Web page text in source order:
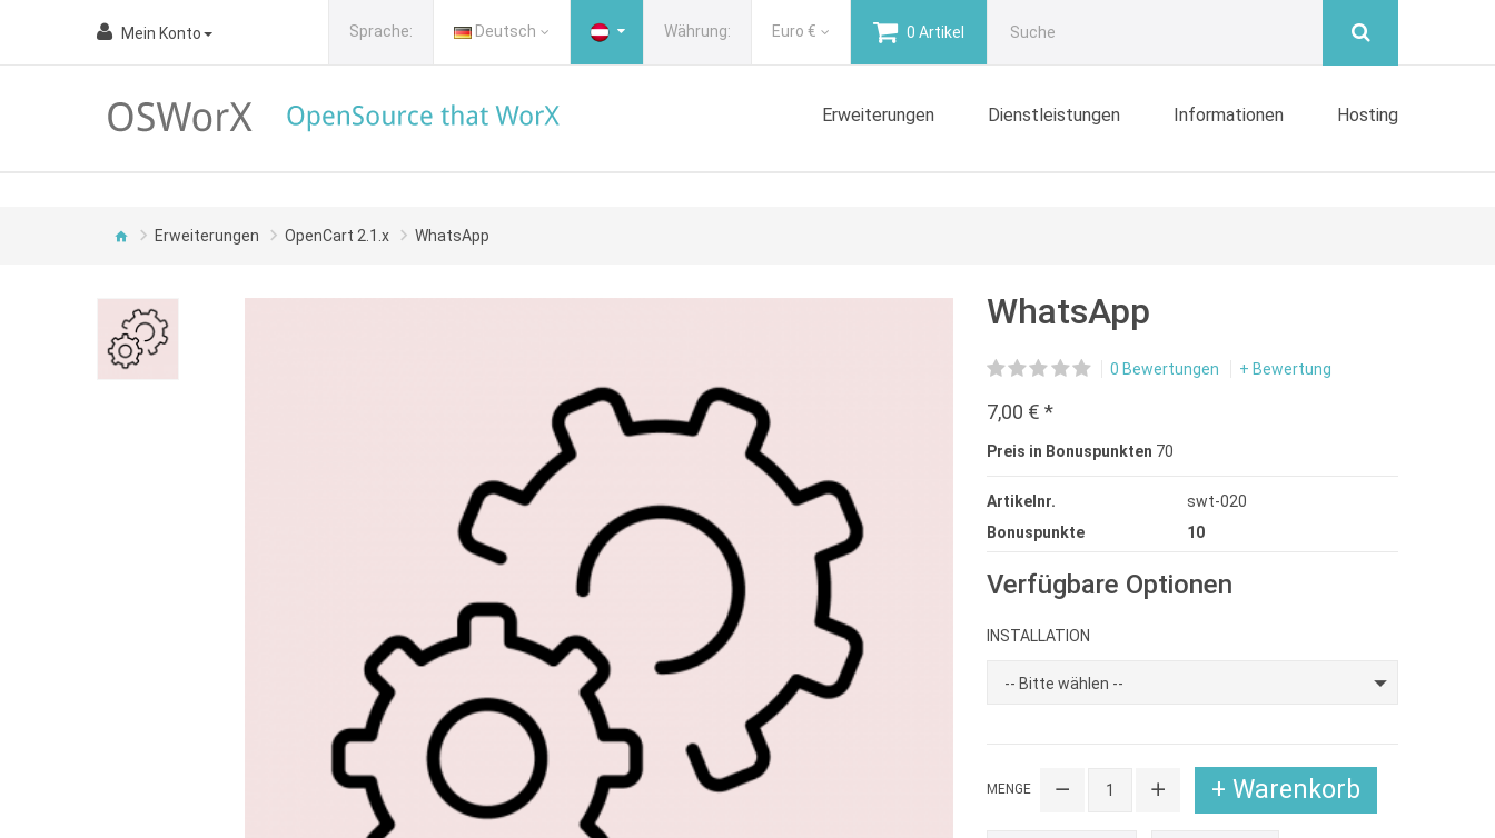
Mein Konto Sprache: Deutsch Währung: Euro € 0 Artikel
Erweiterungen Dienstleistungen Informationen Hosting
Erweiterungen OpenCart 2.1.x WhatsApp
WhatsApp
0 Bewertungen + Bewertung
7,00 € *
Preis in Bonuspunkten 70
Artikelnr.
swt-020
Bonuspunkte
10
Verfügbare Optionen
INSTALLATION
-- Bitte wählen --
MENGE + Warenkorb